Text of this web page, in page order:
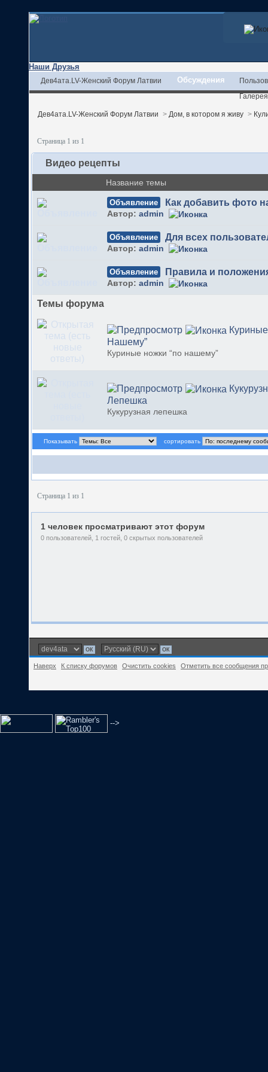
Наши Друзья
Дев4ата.LV-Женский Форум Латвии Обсуждения
Галерея
Дев4ата.LV-Женский Форум Латвии > Дом, в котором я живу >
Страница 1 из 1
Видео рецепты
Название темы
Объявление Как добавить фото
Автор: admin
Объявление Для всех
Автор: admin
Объявление Правила и
Автор: admin
Темы форума
Нашему”
Куриные ножки “по нашему”
Лепешка
Кукурузная лепешка
Показывать сортировать
Страница 1 из 1
1 человек просматривают этот форум
0 пользователей, 1 гостей, 0 скрытых пользователей
Наверх К списку форумов Очистить cookies Отметить все сообщения
-->